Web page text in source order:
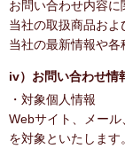
お問い合わせ内容
当社の取扱商品お
当社の最新情報や
iv）お問い合わせ情
・対象個人情報
Webサイト、メー
を対象といたします。